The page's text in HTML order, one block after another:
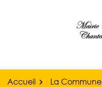
Accueil La Commune